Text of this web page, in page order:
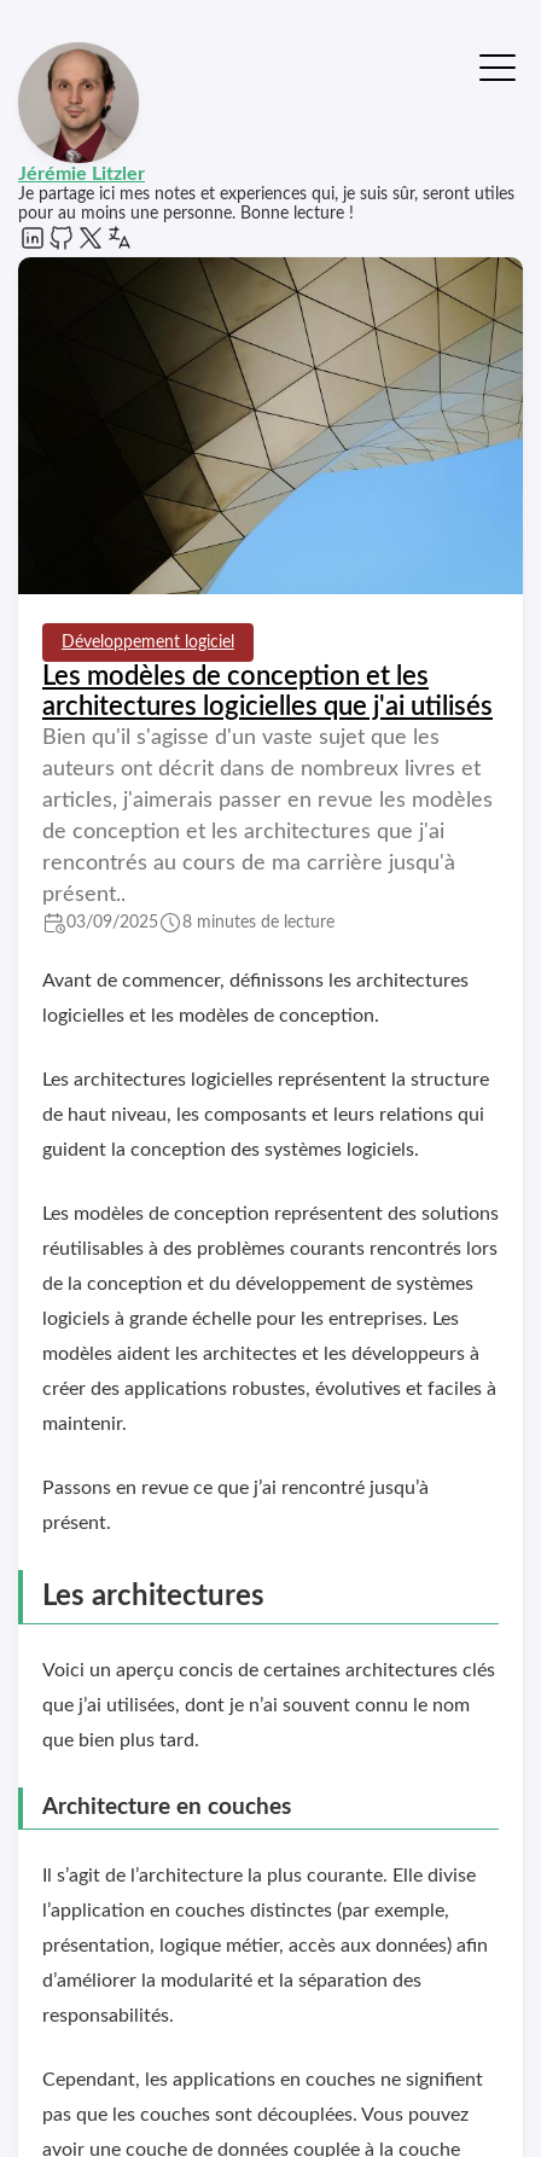
Jérémie Litzler
Je partage ici mes notes et experiences qui, je suis sûr, seront utiles
pour au moins une personne. Bonne lecture !
Développement logiciel
Les modèles de conception et les
architectures logicielles que j'ai utilisés
Bien qu'il s'agisse d'un vaste sujet que les
auteurs ont décrit dans de nombreux livres et
articles, j'aimerais passer en revue les modèles
de conception et les architectures que j'ai
rencontrés au cours de ma carrière jusqu'à
présent..
03/09/2025 8 minutes de lecture
Avant de commencer, définissons les architectures
logicielles et les modèles de conception.
Les architectures logicielles représentent la structure
de haut niveau, les composants et leurs relations qui
guident la conception des systèmes logiciels.
Les modèles de conception représentent des solutions
réutilisables à des problèmes courants rencontrés lors
de la conception et du développement de systèmes
logiciels à grande échelle pour les entreprises. Les
modèles aident les architectes et les développeurs à
créer des applications robustes, évolutives et faciles à
maintenir.
Passons en revue ce que j’ai rencontré jusqu’à
présent.
Les architectures
Voici un aperçu concis de certaines architectures clés
que j’ai utilisées, dont je n’ai souvent connu le nom
que bien plus tard.
Architecture en couches
Il s’agit de l’architecture la plus courante. Elle divise
l’application en couches distinctes (par exemple,
présentation, logique métier, accès aux données) afin
d’améliorer la modularité et la séparation des
responsabilités.
Cependant, les applications en couches ne signifient
pas que les couches sont découplées. Vous pouvez
avoir une couche de données couplée à la couche